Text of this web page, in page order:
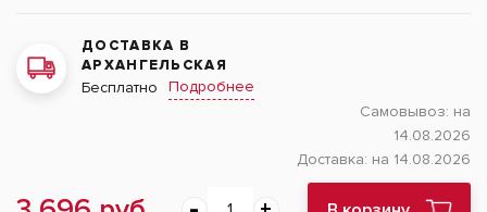
ДОСТАВКА В
АРХАНГЕЛЬСКАЯ
Бесплатно
Подробнее
Самовывоз: на
14.08.2026
Доставка: на 14.08.2026